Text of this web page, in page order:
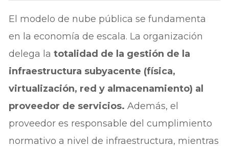
El modelo de nube pública se fundamenta
en la economía de escala. La organización
delega la totalidad de la gestión de la
infraestructura subyacente (física,
virtualización, red y almacenamiento) al
proveedor de servicios. Además, el
proveedor es responsable del cumplimiento
normativo a nivel de infraestructura, mientras